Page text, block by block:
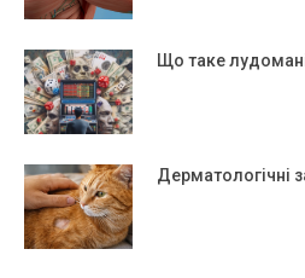
Що таке
Дерматологічні